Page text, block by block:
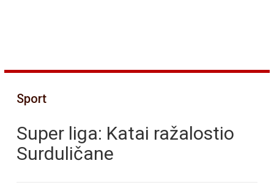
Sport
Super liga: Katai ražalostio
Surduličane